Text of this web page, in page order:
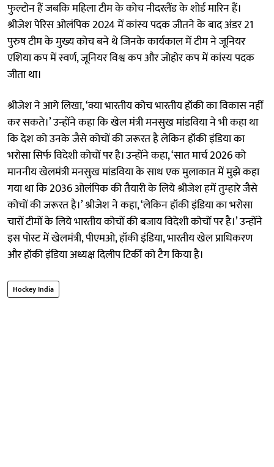
फुल्टोन हैं जबकि महिला टीम के कोच नीदरलैंड के शोर्ड मारिन हैं।
श्रीजेश पेरिस ओलंपिक 2024 में कांस्य पदक जीतने के बाद अंडर 21
पुरुष टीम के मुख्य कोच बने थे जिनके कार्यकाल में टीम ने जूनियर
एशिया कप में स्वर्ण, जूनियर विश्व कप और जोहोर कप में कांस्य पदक
जीता था।
श्रीजेश ने आगे लिखा, ‘क्या भारतीय कोच भारतीय हॉकी का विकास नहीं
कर सकते।’ उन्होंने कहा कि खेल मंत्री मनसुख मांडविया ने भी कहा था
कि देश को उनके जैसे कोचों की जरूरत है लेकिन हॉकी इंडिया का
भरोसा सिर्फ विदेशी कोचों पर है। उन्होंने कहा, ‘सात मार्च 2026 को
माननीय खेलमंत्री मनसुख मांडविया के साथ एक मुलाकात में मुझे कहा
गया था कि 2036 ओलंपिक की तैयारी के लिये श्रीजेश हमें तुम्हारे जैसे
कोचों की जरूरत है।’ श्रीजेश ने कहा, ‘लेकिन हॉकी इंडिया का भरोसा
चारों टीमों के लिये भारतीय कोचों की बजाय विदेशी कोचों पर है।’ उन्होंने
इस पोस्ट में खेलमंत्री, पीएमओ, हॉकी इंडिया, भारतीय खेल प्राधिकरण
और हॉकी इंडिया अध्यक्ष दिलीप टिर्की को टैग किया है।
Hockey India